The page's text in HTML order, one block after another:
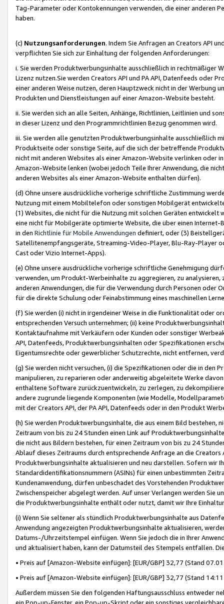
Tag-Parameter oder Kontokennungen verwenden, die einer anderen
haben.
(c) Nutzungsanforderungen. Indem Sie Anfragen an Creators API
verpflichten Sie sich zur Einhaltung der folgenden Anforderungen:
i. Sie werden Produktwerbungsinhalte ausschließlich in rechtmäßiger
Lizenz nutzen.Sie werden Creators API und PA API, Datenfeeds oder
einer anderen Weise nutzen, deren Hauptzweck nicht in der Werbung
Produkten und Dienstleistungen auf einer Amazon-Website besteht.
ii. Sie werden sich an alle Seiten, Anhänge, Richtlinien, Leitlinien und
in dieser Lizenz und den Programmrichtlinien Bezug genommen wird.
iii. Sie werden alle genutzten Produktwerbungsinhalte ausschließlich
Produktseite oder sonstige Seite, auf die sich der betreffende
nicht mit anderen Websites als einer Amazon-Website verlinken oder
Amazon-Website lenken (wobei jedoch Teile Ihrer Anwendung, die
anderen Websites als einer Amazon-Website enthalten dürfen).
(d) Ohne unsere ausdrückliche vorherige schriftliche Zustimmung
Nutzung mit einem Mobiltelefon oder sonstigen Mobilgerät
(1) Websites, die nicht für die Nutzung mit solchen Geräten
eine nicht für Mobilgeräte optimierte Website, die über einen
in den Richtlinie für Mobile Anwendungen definiert, oder (3)
Satellitenempfangsgeräte, Streaming-Video-Player, Blu-Ray-Player
Cast oder Vizio Internet-Apps).
(e) Ohne unsere ausdrückliche vorherige schriftliche Genehmigung
verwenden, um Produkt-Werbeinhalte zu aggregieren, zu
anderen Anwendungen, die für die Verwendung durch Personen
für die direkte Schulung oder Feinabstimmung eines maschinellen
(f) Sie werden (i) nicht in irgendeiner Weise in die Funktionalität oder
entsprechenden Versuch unternehmen; (ii) keine
Kontaktaufnahme mit Verkäufern oder Kunden oder sonstiger
API, Datenfeeds, Produktwerbungsinhalten oder Spezifikationen
Eigentumsrechte oder gewerblicher Schutzrechte, nicht entfernen,
(g) Sie werden nicht versuchen, (i) die Spezifikationen oder die in
manipulieren, zu reparieren oder anderweitig abgeleitete Werke
enthaltene Software zurückzuentwickeln, zu zerlegen, zu
andere zugrunde liegende Komponenten (wie Modelle,
mit der Creators API, der PA API, Datenfeeds oder in den Produkt
(h) Sie werden Produktwerbungsinhalte, die aus einem Bild bestehen,
Zeitraum von bis zu 24 Stunden einen Link auf
die nicht aus Bildern bestehen, für einen Zeitraum von bis zu 24
Ablauf dieses Zeitraums durch entsprechende Anfrage an die
Produktwerbungsinhalte aktualisieren und neu darstellen. Sofern wir
Standardidentifikationsnummern (ASINs) für einen unbestimmten
Kundenanwendung, dürfen unbeschadet des Vorstehenden
Zwischenspeicher abgelegt werden. Auf unser Verlangen werden Sie
die Produktwerbungsinhalte enthält oder nutzt, damit wir Ihre
(i) Wenn Sie seltener als stündlich Produktwerbungsinhalte aus
Anwendung angezeigten Produktwerbungsinhalte aktualisieren,
Datums-/Uhrzeitstempel einfügen. Wenn Sie jedoch die in Ihrer
und aktualisiert haben, kann der Datumsteil des Stempels entfallen.
• Preis auf [Amazon-Website einfügen]: [EUR/GBP] 32,77 (Stand
• Preis auf [Amazon-Website einfügen]: [EUR/GBP] 32,77 (Stand
Außerdem müssen Sie den folgenden Haftungsausschluss entweder
ein Pop-up-Fenster, ein Pop-up-Skript oder ein sonstiges